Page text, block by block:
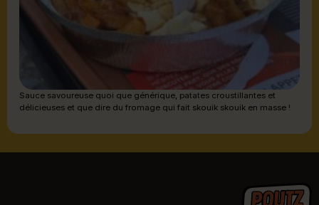
Sauce savoureuse quoi que générique, patates croustillantes et
délicieuses et que dire du fromage qui fait skouik skouik en masse !